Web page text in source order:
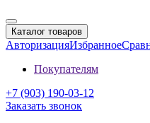
Каталог товаров
АвторизацияИзбранное
Покупателям
+7 (903) 190-03-12
Заказать звонок